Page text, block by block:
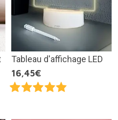
Tableau d'affichage LED
16,45€